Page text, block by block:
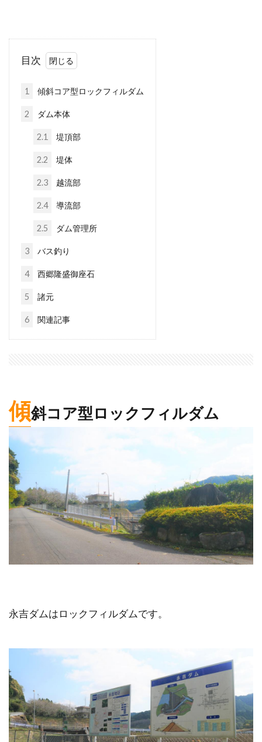
目次
1 傾斜コア型ロックフィルダム
2 ダム本体
2.1 堤頂部
2.2 堤体
2.3 越流部
2.4 導流部
2.5 ダム管理所
3 バス釣り
4 西郷隆盛御座石
5 諸元
6 関連記事
傾斜コア型ロックフィルダム
永吉ダムはロックフィルダムです。